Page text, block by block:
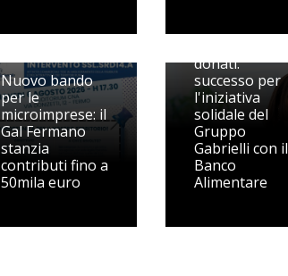
Nuovo bando
per le
microimprese: il
Gal Fermano
stanzia
contributi fino a
50mila euro
donati:
successo per
l'iniziativa
solidale del
Gruppo
Gabrielli con il
Banco
Alimentare